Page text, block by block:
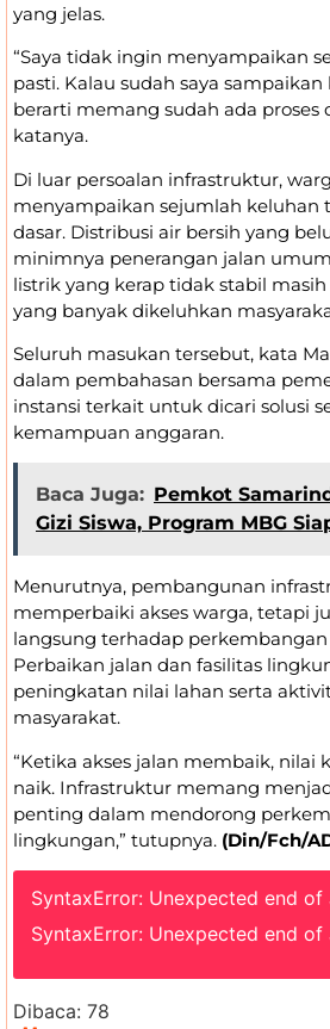
yang jelas.
“Saya tidak ingin menyampaikan
pasti. Kalau sudah saya
berarti memang sudah ada proses
katanya.
Di luar persoalan infrastruktur,
menyampaikan sejumlah keluhan
dasar. Distribusi air bersih yang
minimnya penerangan jalan
listrik yang kerap tidak stabil
yang banyak dikeluhkan
Seluruh masukan tersebut, kata
dalam pembahasan bersama
instansi terkait untuk dicari solusi
kemampuan anggaran.
Baca Juga: Pemkot
Gizi Siswa, Program MBG
Menurutnya, pembangunan
memperbaiki akses warga, tetapi
langsung terhadap
Perbaikan jalan dan fasilitas
peningkatan nilai lahan serta
masyarakat.
“Ketika akses jalan membaik, nilai
naik. Infrastruktur memang
penting dalam mendorong
lingkungan,” tutupnya. (Din/Fch/
SyntaxError: Unexpected end of
SyntaxError: Unexpected end of
Dibaca: 78